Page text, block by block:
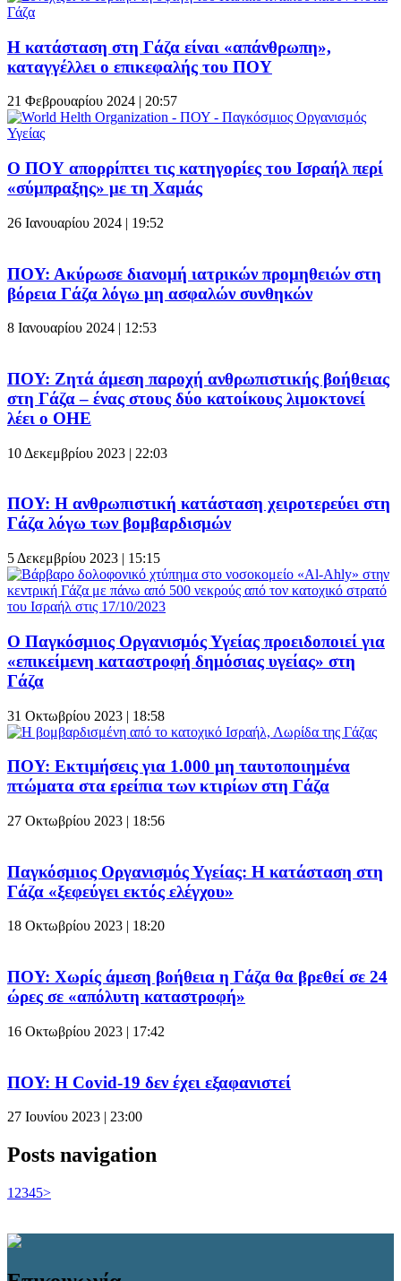
Η κατάσταση στη Γάζα είναι «απάνθρωπη»,
καταγγέλλει ο επικεφαλής του ΠΟΥ
21 Φεβρουαρίου 2024 | 20:57
Ο ΠΟΥ απορρίπτει τις κατηγορίες του Ισραήλ περί
«σύμπραξης» με τη Χαμάς
26 Ιανουαρίου 2024 | 19:52
ΠΟΥ: Ακύρωσε διανομή ιατρικών προμηθειών στη
βόρεια Γάζα λόγω μη ασφαλών συνθηκών
8 Ιανουαρίου 2024 | 12:53
ΠΟΥ: Ζητά άμεση παροχή ανθρωπιστικής βοήθειας
στη Γάζα – ένας στους δύο κατοίκους λιμοκτονεί
λέει ο ΟΗΕ
10 Δεκεμβρίου 2023 | 22:03
ΠΟΥ: Η ανθρωπιστική κατάσταση χειροτερεύει στη
Γάζα λόγω των βομβαρδισμών
5 Δεκεμβρίου 2023 | 15:15
Ο Παγκόσμιος Οργανισμός Υγείας προειδοποιεί για
«επικείμενη καταστροφή δημόσιας υγείας» στη
Γάζα
31 Οκτωβρίου 2023 | 18:58
ΠΟΥ: Εκτιμήσεις για 1.000 μη ταυτοποιημένα
πτώματα στα ερείπια των κτιρίων στη Γάζα
27 Οκτωβρίου 2023 | 18:56
Παγκόσμιος Οργανισμός Υγείας: Η κατάσταση στη
Γάζα «ξεφεύγει εκτός ελέγχου»
18 Οκτωβρίου 2023 | 18:20
ΠΟΥ: Χωρίς άμεση βοήθεια η Γάζα θα βρεθεί σε 24
ώρες σε «απόλυτη καταστροφή»
16 Οκτωβρίου 2023 | 17:42
ΠΟΥ: Η Covid-19 δεν έχει εξαφανιστεί
27 Ιουνίου 2023 | 23:00
Posts navigation
1 2345>